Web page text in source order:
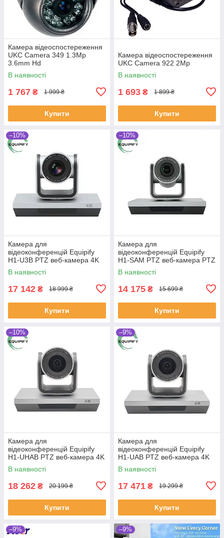
Камера відеоспостереження
UKC Camera 349 1.3Mp
3.6mm Hd
В наявності
1 767 ₴ 1 999 ₴
Купити
Камера відеоспостереження
UKC Camera 922 2Mp
В наявності
1 693 ₴ 1 899 ₴
Купити
–10%
Камера для
відеоконференцій Equipify
H1-U3B PTZ веб-камера 4K
UHD
В наявності
17 142 ₴ 18 999 ₴
Купити
–10%
Камера для
відеоконференцій Equipify
H1-SAM PTZ веб-камера PTZ
2.1Mp
В наявності
14 175 ₴ 15 699 ₴
Купити
–10%
Камера для
відеоконференцій Equipify
H1-UHAB PTZ веб-камера 4K
UHD
В наявності
18 262 ₴ 20 199 ₴
Купити
–9%
Камера для
відеоконференцій Equipify
H1-UAB PTZ веб-камера 4K
UHD
В наявності
17 471 ₴ 19 299 ₴
Купити
–9% –9%